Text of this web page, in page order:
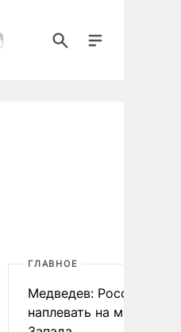
ГЛАВНОЕ
Медведев: России
наплевать на мнение